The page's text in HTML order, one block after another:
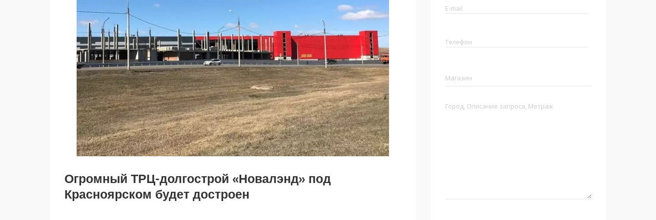
Огромный ТРЦ-долгострой «Новалэнд» под
Красноярском будет достроен